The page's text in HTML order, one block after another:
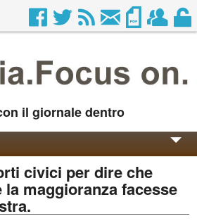
il giornale dentro
civici per dire che
maggioranza facesse